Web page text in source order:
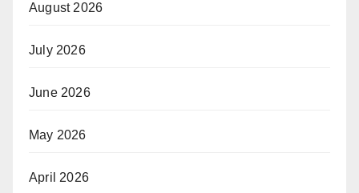
August 2026
July 2026
June 2026
May 2026
April 2026